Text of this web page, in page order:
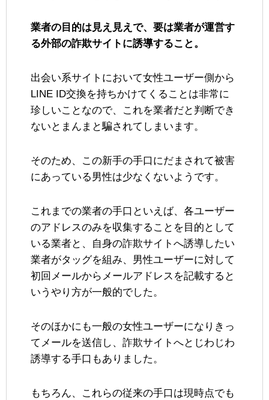
業者の目的は見え見えで、要は業者が運営す
る外部の詐欺サイトに誘導すること。
出会い系サイトにおいて女性ユーザー側から
LINE ID交換を持ちかけてくることは非常に
珍しいことなので、これを業者だと判断でき
ないとまんまと騙されてしまいます。
そのため、この新手の手口にだまされて被害
にあっている男性は少なくないようです。
これまでの業者の手口といえば、各ユーザー
のアドレスのみを収集することを目的として
いる業者と、自身の詐欺サイトへ誘導したい
業者がタッグを組み、男性ユーザーに対して
初回メールからメールアドレスを記載すると
いうやり方が一般的でした。
そのほかにも一般の女性ユーザーになりきっ
てメールを送信し、詐欺サイトへとじわじわ
誘導する手口もありました。
もちろん、これらの従来の手口は現時点でも